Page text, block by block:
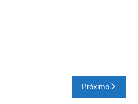
Próximo